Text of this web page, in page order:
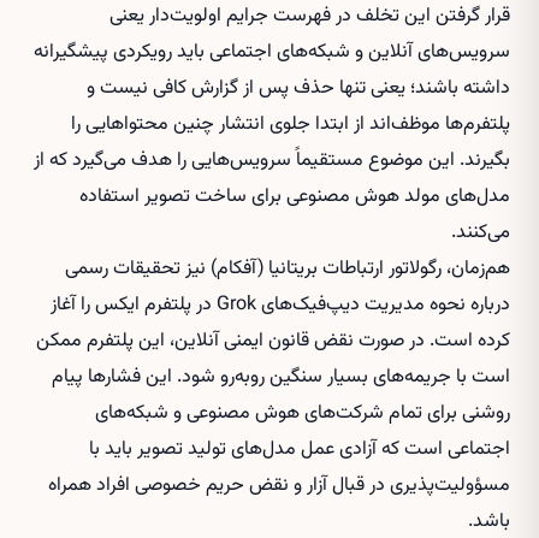
قرار گرفتن این تخلف در فهرست جرایم اولویت‌دار یعنی
سرویس‌های آنلاین و شبکه‌های اجتماعی باید رویکردی پیشگیرانه
داشته باشند؛ یعنی تنها حذف پس از گزارش کافی نیست و
پلتفرم‌ها موظف‌اند از ابتدا جلوی انتشار چنین محتواهایی را
بگیرند. این موضوع مستقیماً سرویس‌هایی را هدف می‌گیرد که از
مدل‌های مولد هوش مصنوعی برای ساخت تصویر استفاده
می‌کنند.
هم‌زمان، رگولاتور ارتباطات بریتانیا (آفکام) نیز تحقیقات رسمی
درباره نحوه مدیریت دیپ‌فیک‌های Grok در پلتفرم ایکس را آغاز
کرده است. در صورت نقض قانون ایمنی آنلاین، این پلتفرم ممکن
است با جریمه‌های بسیار سنگین روبه‌رو شود. این فشارها پیام
روشنی برای تمام شرکت‌های هوش مصنوعی و شبکه‌های
اجتماعی است که آزادی عمل مدل‌های تولید تصویر باید با
مسؤولیت‌پذیری در قبال آزار و نقض حریم خصوصی افراد همراه
باشد.